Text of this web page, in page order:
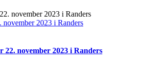
2023 i Randers
november 2023 i Randers